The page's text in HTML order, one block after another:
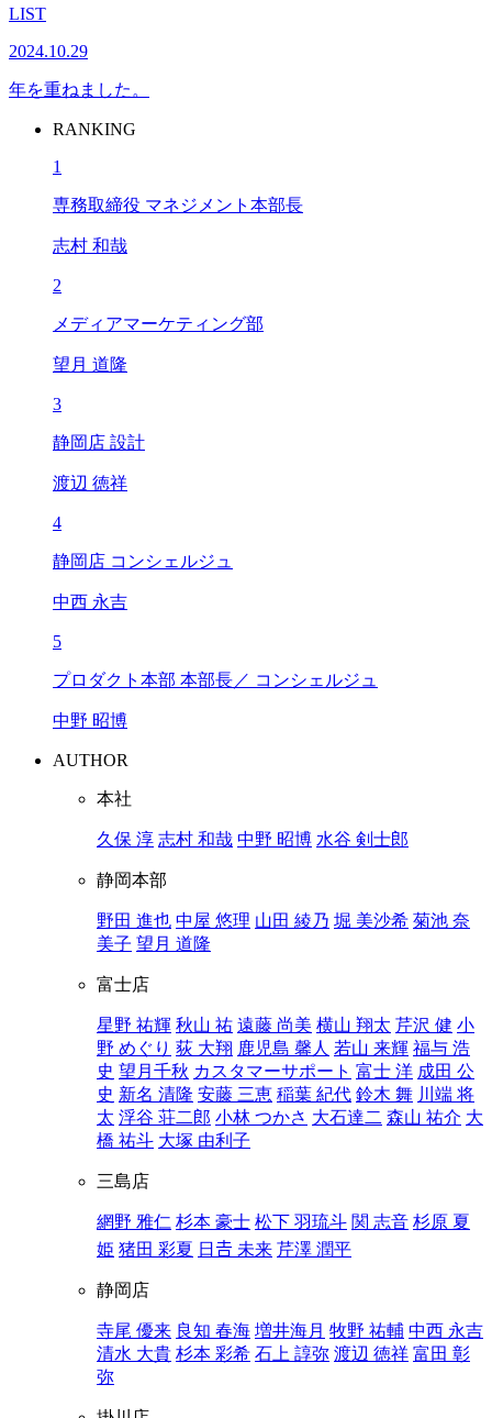
LIST
2024.10.29
年を重ねました。
RANKING
1
専務取締役 マネジメント本部長
志村 和哉
2
メディアマーケティング部
望月 道隆
3
静岡店 設計
渡辺 徳祥
4
静岡店 コンシェルジュ
中西 永吉
5
プロダクト本部 本部長／ コンシェルジュ
中野 昭博
AUTHOR
本社
久保 淳 志村 和哉 中野 昭博 水谷 剣士郎
静岡本部
野田 進也 中屋 悠理 山田 綾乃 堀 美沙希 菊池 奈
美子 望月 道隆
富士店
星野 祐輝 秋山 祐 遠藤 尚美 横山 翔太 芹沢 健 小
野 めぐり 荻 大翔 鹿児島 馨人 若山 来輝 福与 浩
史 望月千秋 カスタマーサポート 富士 洋 成田 公
史 新名 清隆 安藤 三恵 稲葉 紀代 鈴木 舞 川端 将
太 浮谷 荘二郎 小林 つかさ 大石達二 森山 祐介 大
橋 祐斗 大塚 由利子
三島店
網野 雅仁 杉本 豪士 松下 羽琉斗 関 志音 杉原 夏
姫 猪田 彩夏 日𠮷 未来 芹澤 潤平
静岡店
寺尾 優来 良知 春海 増井海月 牧野 祐輔 中西 永吉
清水 大貴 杉本 彩希 石上 諄弥 渡辺 徳祥 富田 彰
弥